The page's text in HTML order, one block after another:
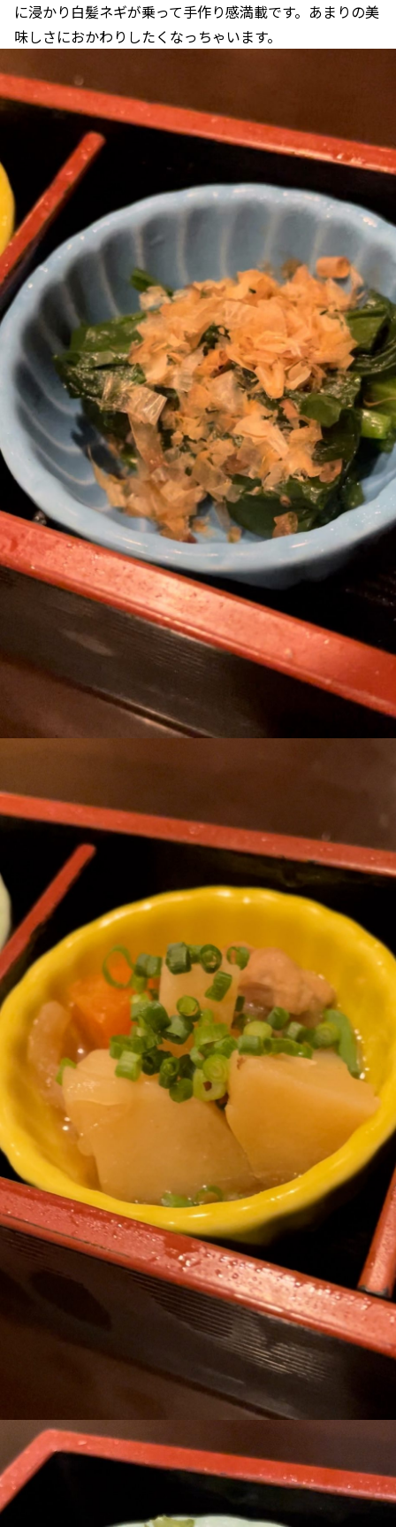
に浸かり白髪ネギが乗って手作り感満載です。あまりの美
味しさにおかわりしたくなっちゃいます。